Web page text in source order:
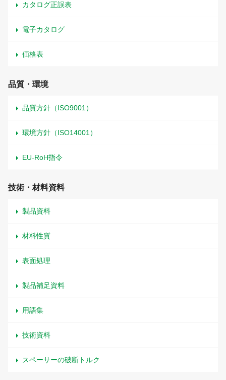
カタログ正誤表
電子カタログ
価格表
品質・環境
品質方針（ISO9001）
環境方針（ISO14001）
EU-RoH指令
技術・材料資料
製品資料
材料性質
表面処理
製品補足資料
用語集
技術資料
スペーサーの破断トルク